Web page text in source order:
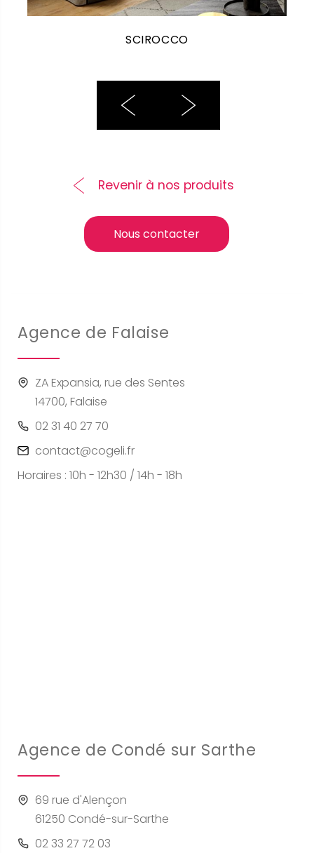
SCIROCCO
Revenir à nos produits
Nous contacter
Agence de Falaise
ZA Expansia, rue des Sentes
14700, Falaise
02 31 40 27 70
contact@cogeli.fr
Horaires : 10h - 12h30 / 14h - 18h
Agence de Condé sur Sarthe
69 rue d'Alençon
61250 Condé-sur-Sarthe
02 33 27 72 03